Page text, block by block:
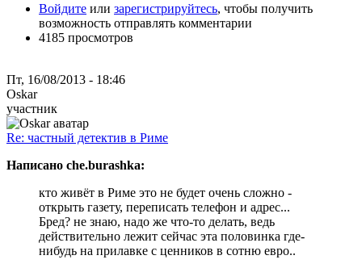
Войдите или зарегистрируйтесь, чтобы получить
возможность отправлять комментарии
4185 просмотров
Пт, 16/08/2013 - 18:46
Oskar
участник
Re: частный детектив в Риме
Написано che.burashka:
кто живёт в Риме это не будет очень сложно -
открыть газету, переписать телефон и адрес...
Бред? не знаю, надо же что-то делать, ведь
действительно лежит сейчас эта половинка где-
нибудь на прилавке с ценников в сотню евро..